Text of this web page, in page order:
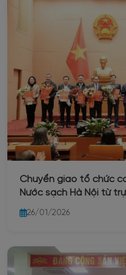
Chuyển giao tổ chức
Nước sạch Hà Nội từ
Thành phố Hà Nội về
Ba Đình
26/01/2026